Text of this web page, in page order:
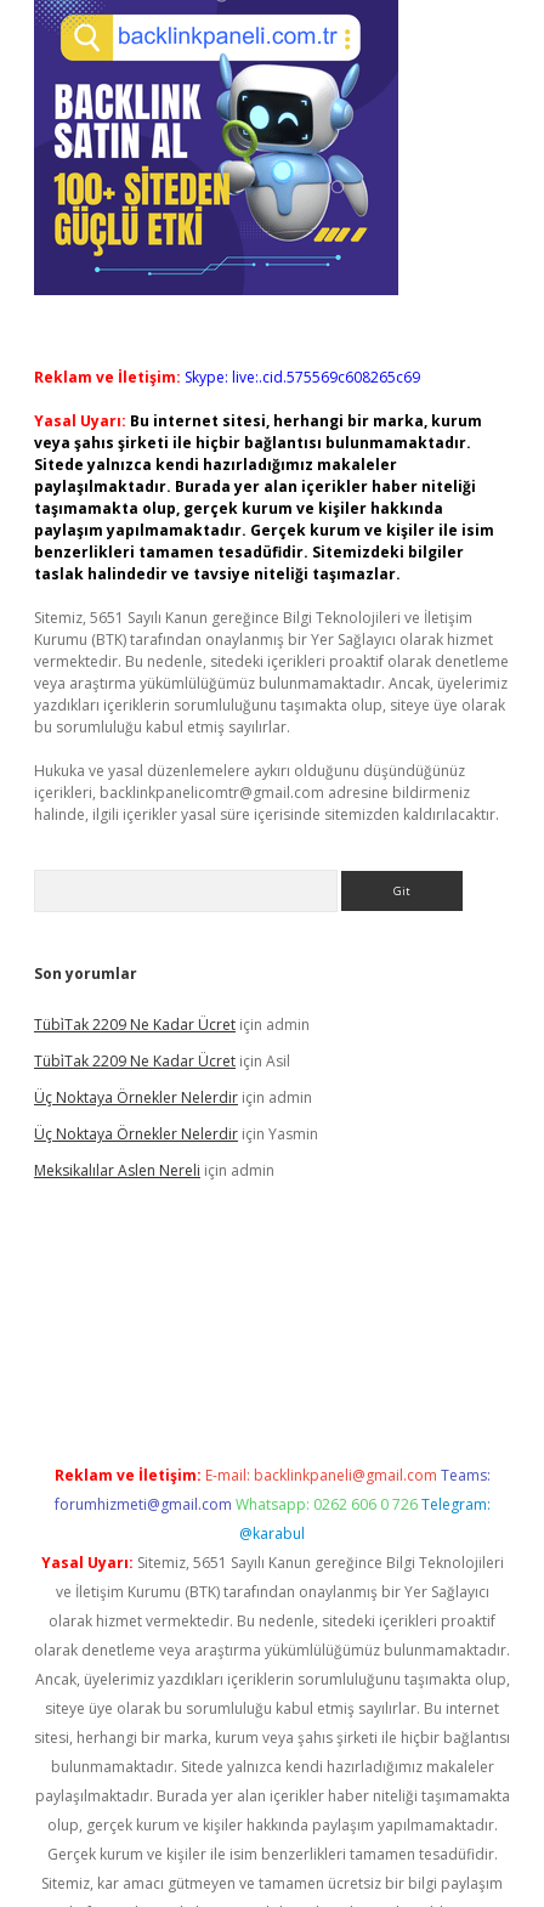
Reklam ve İletişim: Skype: live:.cid.575569c608265c69
Yasal Uyarı: Bu internet sitesi, herhangi bir marka, kurum
veya şahıs şirketi ile hiçbir bağlantısı bulunmamaktadır.
Sitede yalnızca kendi hazırladığımız makaleler
paylaşılmaktadır. Burada yer alan içerikler haber niteliği
taşımamakta olup, gerçek kurum ve kişiler hakkında
paylaşım yapılmamaktadır. Gerçek kurum ve kişiler ile isim
benzerlikleri tamamen tesadüfidir. Sitemizdeki bilgiler
taslak halindedir ve tavsiye niteliği taşımazlar.
Sitemiz, 5651 Sayılı Kanun gereğince Bilgi Teknolojileri ve İletişim
Kurumu (BTK) tarafından onaylanmış bir Yer Sağlayıcı olarak hizmet
vermektedir. Bu nedenle, sitedeki içerikleri proaktif olarak denetleme
veya araştırma yükümlülüğümüz bulunmamaktadır. Ancak, üyelerimiz
yazdıkları içeriklerin sorumluluğunu taşımakta olup, siteye üye olarak
bu sorumluluğu kabul etmiş sayılırlar.
Hukuka ve yasal düzenlemelere aykırı olduğunu düşündüğünüz
içerikleri, backlinkpanelicomtr@gmail.com adresine bildirmeniz
halinde, ilgili içerikler yasal süre içerisinde sitemizden kaldırılacaktır.
Son yorumlar
Tübi̇Tak 2209 Ne Kadar Ücret için admin
Tübi̇Tak 2209 Ne Kadar Ücret için Asil
Üç Noktaya Örnekler Nelerdir için admin
Üç Noktaya Örnekler Nelerdir için Yasmin
Meksikalılar Aslen Nereli için admin
Reklam ve İletişim: E-mail: backlinkpaneli@gmail.com Teams:
forumhizmeti@gmail.com Whatsapp: 0262 606 0 726 Telegram:
@karabul
Yasal Uyarı: Sitemiz, 5651 Sayılı Kanun gereğince Bilgi Teknolojileri
ve İletişim Kurumu (BTK) tarafından onaylanmış bir Yer Sağlayıcı
olarak hizmet vermektedir. Bu nedenle, sitedeki içerikleri proaktif
olarak denetleme veya araştırma yükümlülüğümüz bulunmamaktadır.
Ancak, üyelerimiz yazdıkları içeriklerin sorumluluğunu taşımakta olup,
siteye üye olarak bu sorumluluğu kabul etmiş sayılırlar. Bu internet
sitesi, herhangi bir marka, kurum veya şahıs şirketi ile hiçbir bağlantısı
bulunmamaktadır. Sitede yalnızca kendi hazırladığımız makaleler
paylaşılmaktadır. Burada yer alan içerikler haber niteliği taşımamakta
olup, gerçek kurum ve kişiler hakkında paylaşım yapılmamaktadır.
Gerçek kurum ve kişiler ile isim benzerlikleri tamamen tesadüfidir.
Sitemiz, kar amacı gütmeyen ve tamamen ücretsiz bir bilgi paylaşım